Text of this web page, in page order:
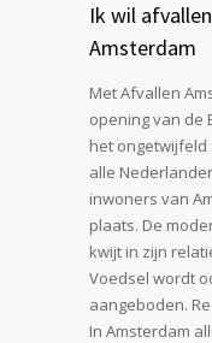
Ik wil
Amsterdam
Met Afvallen
opening van de
het ongetwijfeld
alle
inwoners van
plaats. De
kwijt in zijn
Voedsel wordt
aangeboden.
In Amsterdam